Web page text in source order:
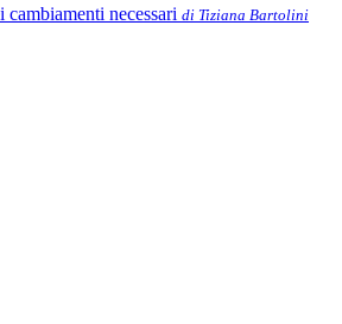
necessari di Tiziana Bartolini